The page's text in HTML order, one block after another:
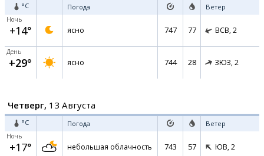
°C Погода Ветер
Ночь
+14° ясно 747 77 ВСВ, 2
День
+29° ясно 744 28 ЗЮЗ, 2
Четверг, 13 Августа
°C Погода Ветер
Ночь
+17° небольшая облачность 743 57 ЮВ, 2